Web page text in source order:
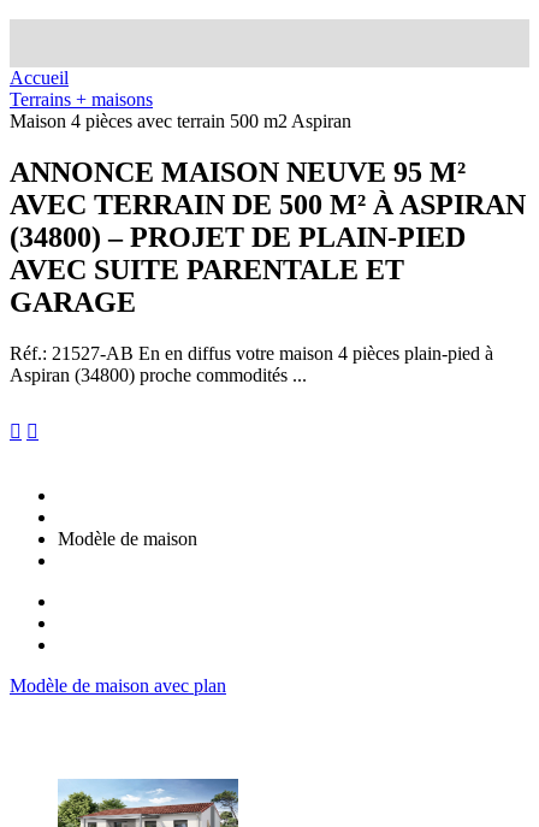
Accueil
Terrains + maisons
Maison 4 pièces avec terrain 500 m2 Aspiran
ANNONCE MAISON NEUVE 95 M²
AVEC TERRAIN DE 500 M² À ASPIRAN
(34800) – PROJET DE PLAIN-PIED
AVEC SUITE PARENTALE ET
GARAGE
Réf.: 21527-AB En en diffus votre maison 4 pièces plain-pied à
Aspiran (34800) proche commodités ...
 
Modèle de maison
Modèle de maison avec plan